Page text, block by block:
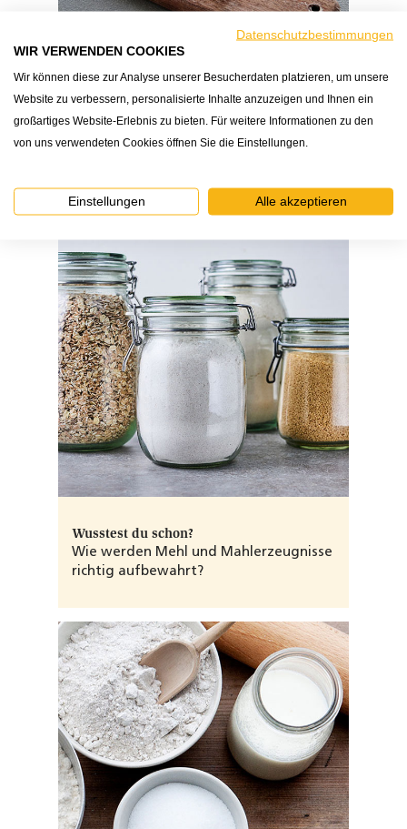
Wusstest du schon?
Was die Mehltypenzahl auf der Tüte
Wusstest du schon?
Wie werden Mehl und Mahlerzeugnisse
richtig aufbewahrt?
Datenschutzbestimmungen
WIR VERWENDEN COOKIES
Wir können diese zur Analyse unserer Besucherdaten platzieren, um unsere
Website zu verbessern, personalisierte Inhalte anzuzeigen und Ihnen ein
großartiges Website-Erlebnis zu bieten. Für weitere Informationen zu den
von uns verwendeten Cookies öffnen Sie die Einstellungen.
Einstellungen Alle akzeptieren